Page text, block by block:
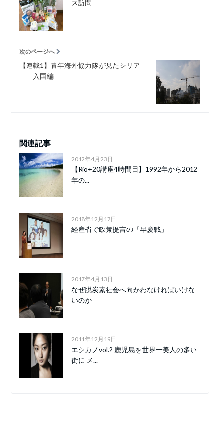
ス訪問
次のページへ
【連載1】青年海外協力隊が見たシリア
――入国編
関連記事
2012年4月23日
【Rio+20講座4時間目】1992年から2012
年の...
2018年12月17日
経産省で政策提言の「早慶戦」
2017年4月13日
なぜ脱炭素社会へ向かわなければいけな
いのか
2011年12月19日
エシカノvol.2 鹿児島を世界一美人の多い
街に メ...